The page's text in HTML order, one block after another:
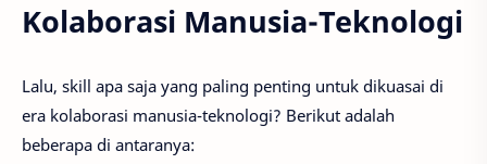
Kolaborasi Manusia-Teknologi
Lalu, skill apa saja yang paling penting untuk dikuasai di
era kolaborasi manusia-teknologi? Berikut adalah
beberapa di antaranya: